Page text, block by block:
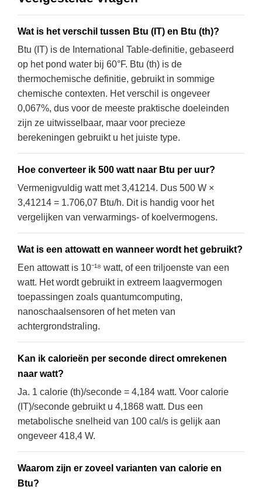
Wat is het verschil tussen Btu (IT) en Btu (th)?
Btu (IT) is de International Table-definitie, gebaseerd
op het pond water bij 60°F. Btu (th) is de
thermochemische definitie, gebruikt in sommige
chemische contexten. Het verschil is ongeveer
0,067%, dus voor de meeste praktische doeleinden
zijn ze uitwisselbaar, maar voor precieze
berekeningen gebruikt u het juiste type.
Hoe converteer ik 500 watt naar Btu per uur?
Vermenigvuldig watt met 3,41214. Dus 500 W ×
3,41214 = 1.706,07 Btu/h. Dit is handig voor het
vergelijken van verwarmings- of koelvermogens.
Wat is een attowatt en wanneer wordt het gebruikt?
Een attowatt is 10⁻¹⁸ watt, of een triljoenste van een
watt. Het wordt gebruikt in extreem laagvermogen
toepassingen zoals quantumcomputing,
nanoschaalsensoren of het meten van
achtergrondstraling.
Kan ik calorieën per seconde direct omrekenen
naar watt?
Ja. 1 calorie (th)/seconde = 4,184 watt. Voor calorie
(IT)/seconde gebruikt u 4,1868 watt. Dus een
metabolische snelheid van 100 cal/s is gelijk aan
ongeveer 418,4 W.
Waarom zijn er zoveel varianten van calorie en
Btu?